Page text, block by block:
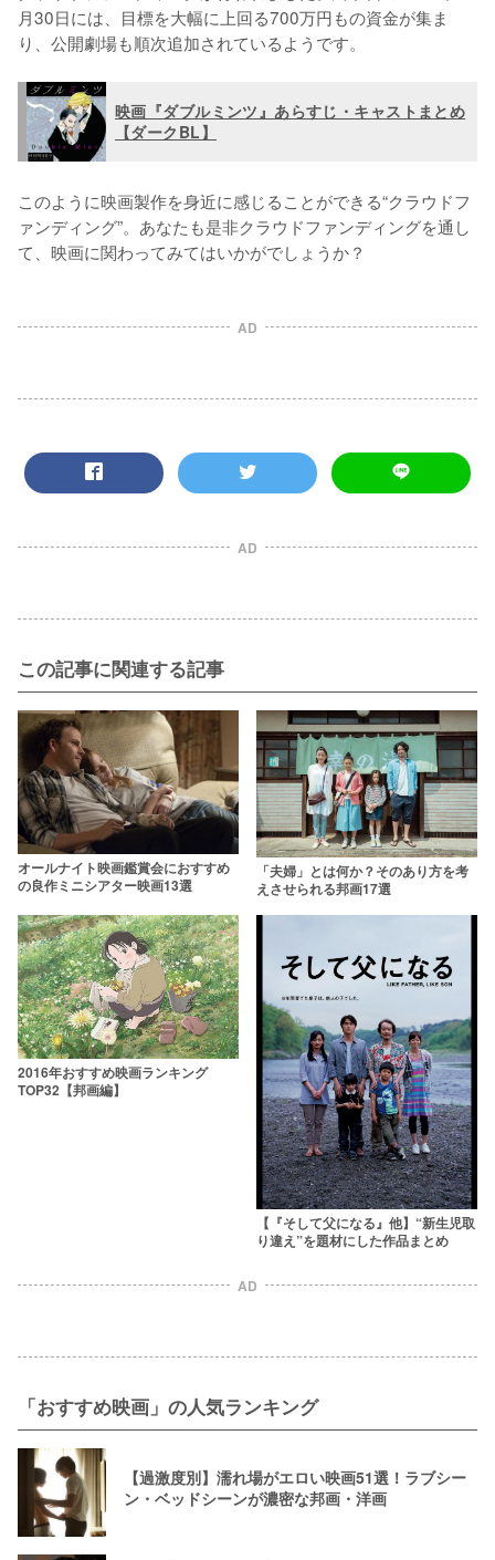
月30日には、目標を大幅に上回る700万円もの資金が集ま
り、公開劇場も順次追加されているようです。
映画『ダブルミンツ』あらすじ・キャストまとめ
【ダークBL】
このように映画製作を身近に感じることができる“クラウドフ
ァンディング”。あなたも是非クラウドファンディングを通し
て、映画に関わってみてはいかがでしょうか？
AD
AD
この記事に関連する記事
オールナイト映画鑑賞会におすすめ
の良作ミニシアター映画13選
「夫婦」とは何か？そのあり方を考
えさせられる邦画17選
2016年おすすめ映画ランキング
TOP32【邦画編】
【『そして父になる』他】“新生児取
り違え”を題材にした作品まとめ
AD
「おすすめ映画」の人気ランキング
【過激度別】濡れ場がエロい映画51選！ラブシー
ン・ベッドシーンが濃密な邦画・洋画